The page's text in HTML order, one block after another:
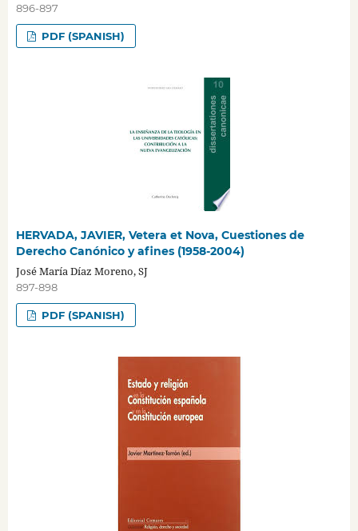
896-897
PDF (SPANISH)
HERVADA, JAVIER, Vetera et Nova, Cuestiones de
Derecho Canónico y afines (1958-2004)
José María Díaz Moreno, SJ
897-898
PDF (SPANISH)